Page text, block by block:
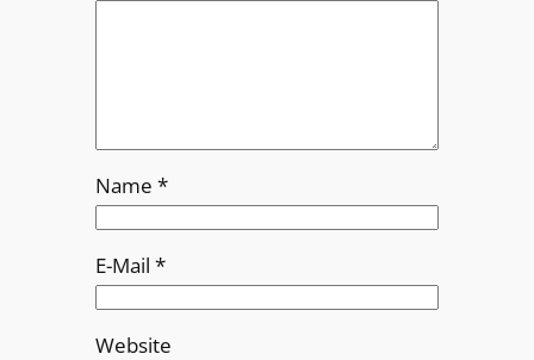
Name *
E-Mail *
Website